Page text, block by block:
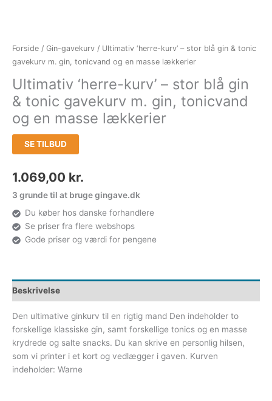
Forside / Gin-gavekurv / Ultimativ ‘herre-kurv’ – stor blå gin & tonic
gavekurv m. gin, tonicvand og en masse lækkerier
Ultimativ ‘herre-kurv’ – stor blå gin
& tonic gavekurv m. gin, tonicvand
og en masse lækkerier
SE TILBUD
1.069,00 kr.
3 grunde til at bruge gingave.dk
Du køber hos danske forhandlere
Se priser fra flere webshops
Gode priser og værdi for pengene
Beskrivelse
Den ultimative ginkurv til en rigtig mand Den indeholder to
forskellige klassiske gin, samt forskellige tonics og en masse
krydrede og salte snacks. Du kan skrive en personlig hilsen,
som vi printer i et kort og vedlægger i gaven. Kurven
indeholder: Warne